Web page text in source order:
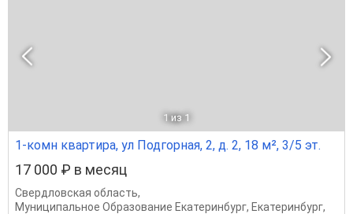
1 из 1
1-комн квартира, ул Подгорная, 2, д. 2, 18 м², 3/5 эт.
17 000 ₽ в месяц
Свердловская область,
Муниципальное Образование Екатеринбург, Екатеринбург,